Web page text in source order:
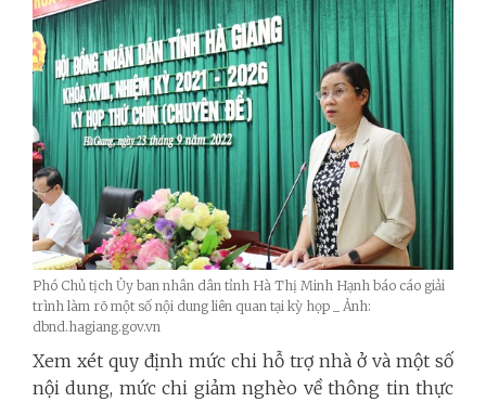
Phó Chủ tịch Ủy ban nhân dân tỉnh Hà Thị Minh Hạnh báo cáo giải
trình làm rõ một số nội dung liên quan tại kỳ họp _ Ảnh:
dbnd.hagiang.gov.vn
Xem xét quy định mức chi hỗ trợ nhà ở và một số
nội dung, mức chi giảm nghèo về thông tin thực